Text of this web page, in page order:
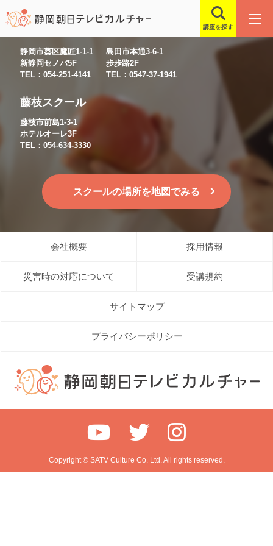
講座を探す
静岡市葵区鷹匠1-1-1
新静岡セノバ5F
TEL：054-251-4141
島田市本通3-6-1
歩歩路2F
TEL：0547-37-1941
藤枝スクール
藤枝市前島1-3-1
ホテルオーレ3F
TEL：054-634-3330
スクールの場所を地図でみる
会社概要 採用情報
災害時の対応について 受講規約
サイトマップ
プライバシーポリシー
Copyright © SATV Culture Co. Ltd. All rights reserved.